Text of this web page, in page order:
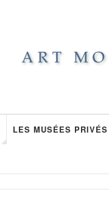
LES MUSÉES PRIVÉS